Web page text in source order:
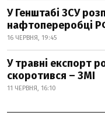
У Генштабі ЗСУ
нафтопереробці
16 ЧЕРВНЯ, 19:45
У травні експорт
скоротився – ЗМІ
11 ЧЕРВНЯ, 16:10